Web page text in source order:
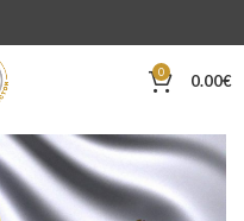
0 0.00€